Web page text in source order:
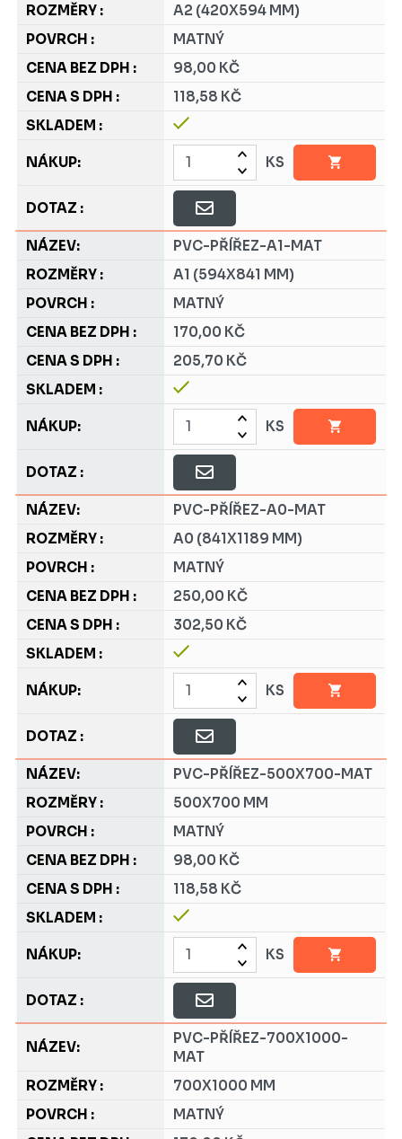
A2 (420X594 MM)
MATNÝ
98,00 KČ
118,58 KČ
KS
PVC-PŘÍŘEZ-A1-MAT
A1 (594X841 MM)
MATNÝ
170,00 KČ
205,70 KČ
KS
PVC-PŘÍŘEZ-A0-MAT
A0 (841X1189 MM)
MATNÝ
250,00 KČ
302,50 KČ
KS
PVC-PŘÍŘEZ-500X700-MAT
500X700 MM
MATNÝ
98,00 KČ
118,58 KČ
KS
PVC-PŘÍŘEZ-700X1000-
MAT
700X1000 MM
MATNÝ